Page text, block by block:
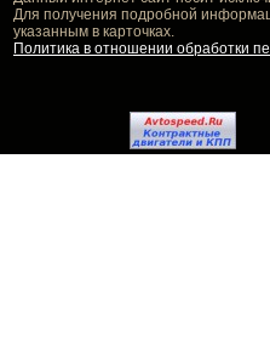
Для получения подробной
указанным в карточках.
Политика в отношении обработки